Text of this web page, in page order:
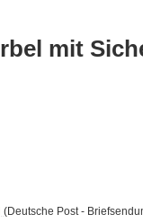
mit
(Deutsche Post -